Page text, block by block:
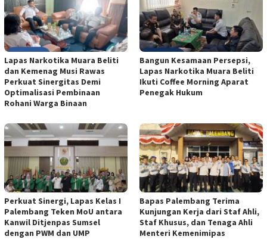
Lapas Narkotika Muara Beliti
dan Kemenag Musi Rawas
Perkuat Sinergitas Demi
Optimalisasi Pembinaan
Rohani Warga Binaan
Bangun Kesamaan Persepsi,
Lapas Narkotika Muara Beliti
Ikuti Coffee Morning Aparat
Penegak Hukum
Perkuat Sinergi, Lapas Kelas I
Palembang Teken MoU antara
Kanwil Ditjenpas Sumsel
dengan PWM dan UMP
Bapas Palembang Terima
Kunjungan Kerja dari Staf Ahli,
Staf Khusus, dan Tenaga Ahli
Menteri Kemenimipas